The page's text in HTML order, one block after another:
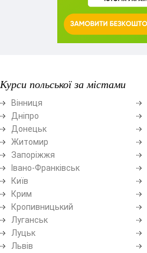
Курси польської за містами
Вінниця
Дніпро
Донецьк
Житомир
Запоріжжя
Івано-Франківськ
Київ
Крим
Кропивницький
Луганськ
Луцьк
Львів